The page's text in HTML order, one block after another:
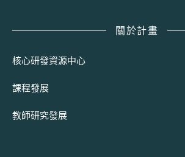
關於計畫
核心研發資源中心
課程發展
教師研究發展